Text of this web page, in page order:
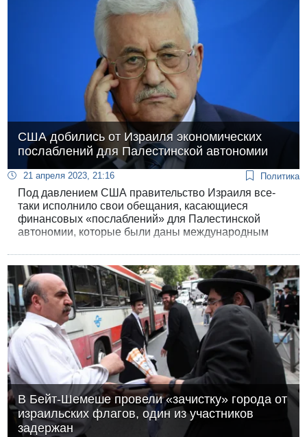
США добились от Израиля экономических
послаблений для Палестинской автономии
21 апреля 2023, 21:16 Политика
Под давлением США правительство Израиля все-
таки исполнило свои обещания, касающиеся
финансовых «послаблений» для Палестинской
автономии, которые были даны международным
Шейхе, сообщает редактор «Зман Исраэль» Яаков
Магид со слов высокопоставленного источника в
Штабе национальной безопасности.
В Бейт-Шемеше провели «зачистку» города от
израильских флагов, один из участников
задержан